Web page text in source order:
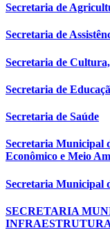
Secretaria de
Secretaria de
Secretaria de
Secretaria de
Secretaria de Saúde
Secretaria Municipal
Econômico e Meio
Secretaria Municipal
SECRETARIA